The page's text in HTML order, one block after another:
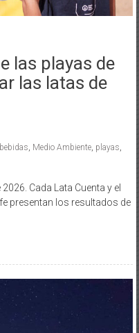
las playas de
las latas de
Medio Ambiente, playas
Cada Lata Cuenta y el
presentan los resultados de